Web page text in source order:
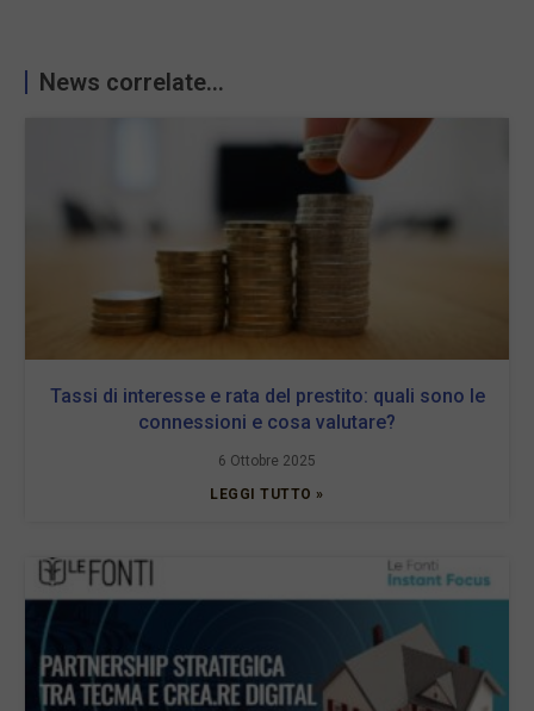
News correlate...
Tassi di interesse e rata del prestito: quali sono le
connessioni e cosa valutare?
6 Ottobre 2025
LEGGI TUTTO »